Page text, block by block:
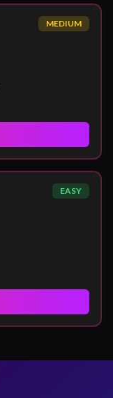
MEDIUM
EASY